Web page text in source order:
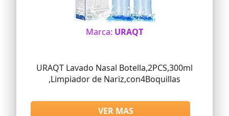
Marca: URAQT
URAQT Lavado Nasal Botella,2PCS,300ml
,Limpiador de Nariz,con4Boquillas
VER MAS